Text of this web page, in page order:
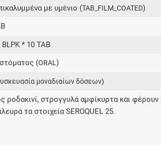
πορείας του Galinos.gr από το 2011 μέχρι
με υμένιο (TAB_FILM_COATED)
BLPK * 10 TAB
(ORAL)
μοναδιαίων δόσεων)
ροδακινί, στρογγυλά αμφίκυρτα και φέρουν
τα στοιχεία SEROQUEL 25.